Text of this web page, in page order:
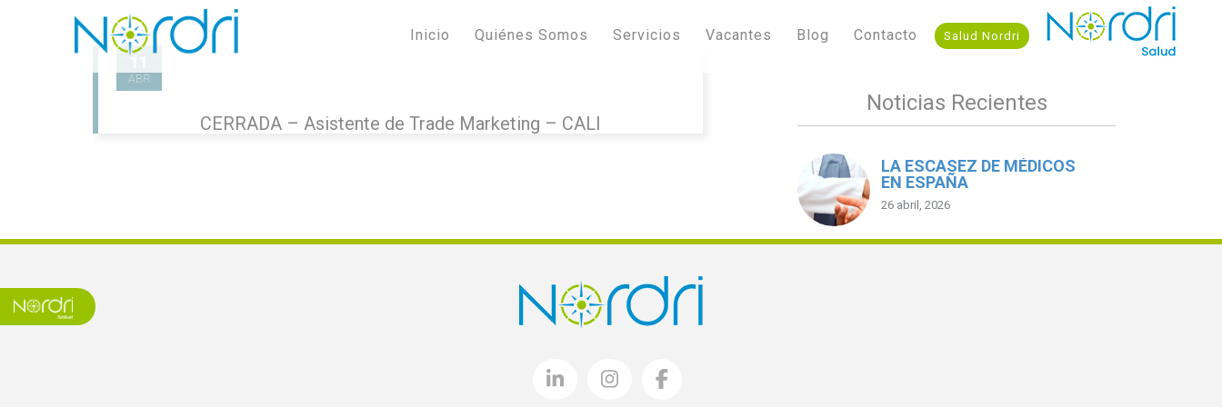
Inicio Quiénes Somos Servicios Vacantes Blog Contacto Salud Nordri
ABR
CERRADA – Asistente de Trade Marketing – CALI
Noticias Recientes
LA ESCASEZ DE MÉDICOS
EN ESPAÑA
26 abril, 2026